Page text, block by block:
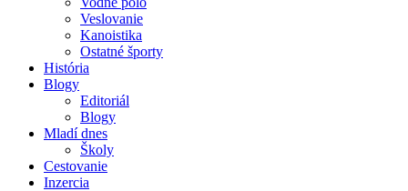
Veslovanie
Kanoistika
Ostatné športy
História
Blogy
Editoriál
Blogy
Mladí dnes
Školy
Cestovanie
Inzercia